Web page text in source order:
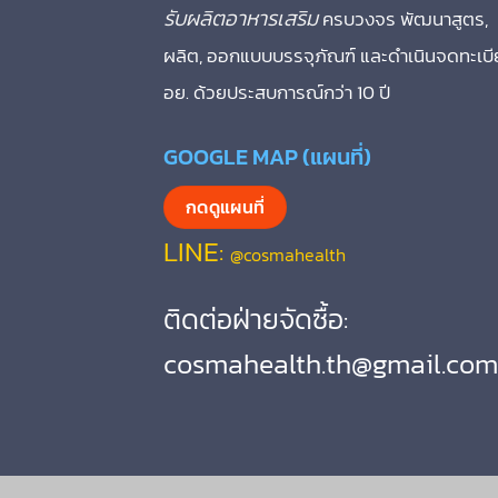
รับผลิตอาหารเสริมครบวงจร พัฒนาสูตร,
ผลิต, ออกแบบบรรจุภัณฑ์ และดำเนินจดทะเ
อย. ด้วยประสบการณ์กว่า 10 ปี
GOOGLE MAP (แผนที่)
กดดูแผนที่
LINE: @cosmahealth
ติดต่อฝ่ายจัดซื้อ:
cosmahealth.th@gmail.com